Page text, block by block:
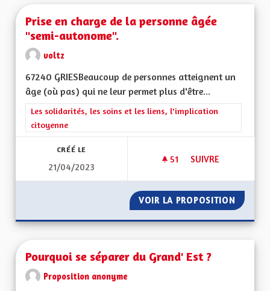
Prise en charge de la personne âgée
"semi-autonome".
voltz
67240 GRIESBeaucoup de personnes atteignent un
âge (où pas) qui ne leur permet plus d'être...
Filtrer les résultats de la catégorie : Les solidarités, les soins
Les solidarités, les soins et les liens, l'implication
citoyenne
CRÉÉ LE
21/04/2023
51 51 ABONNÉS
SUIVRE
VOIR LA PROPOSITION PRISE
Pourquoi se séparer du Grand' Est ?
Proposition anonyme